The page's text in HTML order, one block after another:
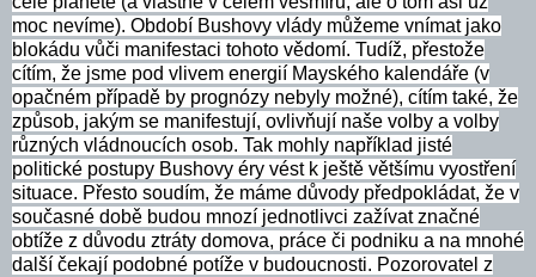
moc nevíme). Období Bushovy vlády můžeme vnímat jako
blokádu vůči manifestaci tohoto vědomí. Tudíž, přestože
cítím, že jsme pod vlivem energií Mayského kalendáře (v
opačném případě by prognózy nebyly možné), cítím také, že
způsob, jakým se manifestují, ovlivňují naše volby a volby
různých vládnoucích osob. Tak mohly například jisté
politické postupy Bushovy éry vést k ještě většímu vyostření
situace. Přesto soudím, že máme důvody předpokládat, že v
současné době budou mnozí jednotlivci zažívat značné
obtíže z důvodu ztráty domova, práce či podniku a na mnohé
další čekají podobné potíže v budoucnosti. Pozorovatel z